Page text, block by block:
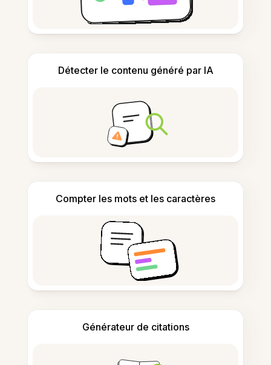
Détecter le contenu généré par IA
Compter les mots et les caractères
Générateur de citations